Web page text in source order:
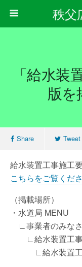
秩父
「給水装
版を
Share Tweet
給水装置工事施工
こちらをご覧くださ
（掲載場所）
・水道局 MENU
∟事業者のみな
∟給水装置工事
∟給水装置工事